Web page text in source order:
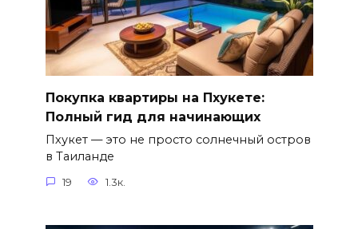
Покупка квартиры на Пхукете:
Полный гид для начинающих
Пхукет — это не просто солнечный остров
в Таиланде
19 1.3к.